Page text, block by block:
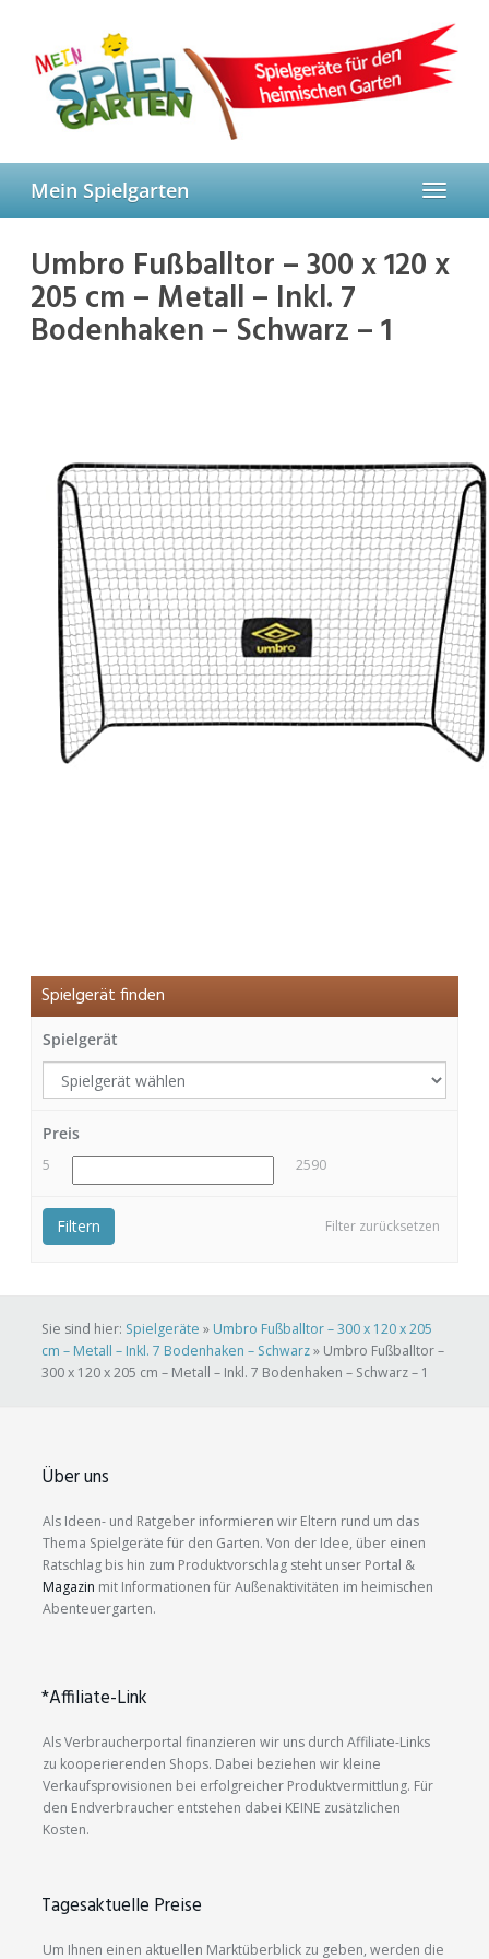
content
Toggle
Mein Spielgarten
Umbro Fußballtor – 300 x 120 x
205 cm – Metall – Inkl. 7
Bodenhaken – Schwarz – 1
Spielgerät finden
Spielgerät
Preis
5 2590
Filter zurücksetzen
Filtern
Sie sind hier: Spielgeräte » Umbro Fußballtor – 300 x 120 x 205
cm – Metall – Inkl. 7 Bodenhaken – Schwarz» Umbro Fußballtor –
300 x 120 x 205 cm – Metall – Inkl. 7 Bodenhaken – Schwarz – 1
Über uns
Als Ideen- und Ratgeber informieren wir Eltern rund um das
Thema Spielgeräte für den Garten. Von der Idee, über einen
Ratschlag bis hin zum Produktvorschlag steht unser Portal &
Magazin mit Informationen für Außenaktivitäten im heimischen
Abenteuergarten.
*Affiliate-Link
Als Verbraucherportal finanzieren wir uns durch Affiliate-Links
zu kooperierenden Shops. Dabei beziehen wir kleine
Verkaufsprovisionen bei erfolgreicher Produktvermittlung. Für
den Endverbraucher entstehen dabei KEINE zusätzlichen
Kosten.
Tagesaktuelle Preise
Um Ihnen einen aktuellen Marktüberblick zu geben, werden die